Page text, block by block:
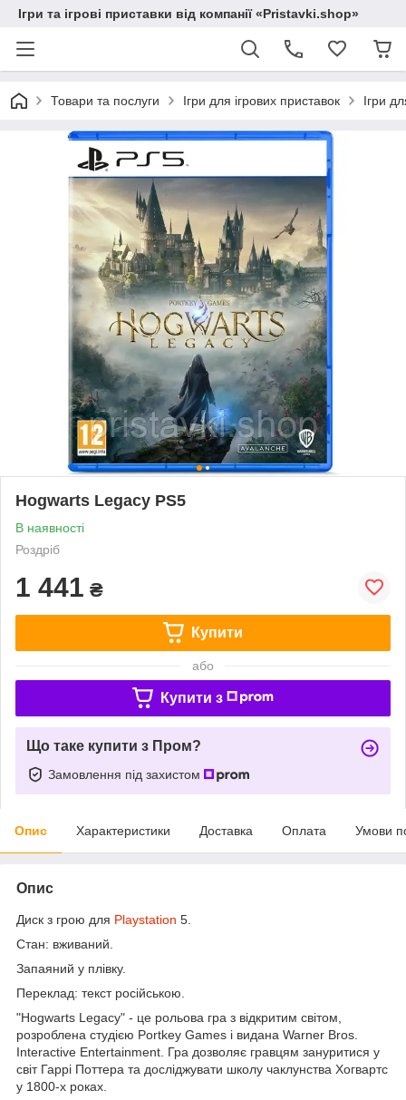
Ігри та ігрові приставки від компанії «Pristavki.shop»
Товари та послуги Ігри для ігрових приставок Ігри
Hogwarts Legacy PS5
В наявності
Роздріб
1 441 ₴
Купити
або
Купити з
Що таке купити з Пром?
Замовлення під захистом
Опис Характеристики Доставка Оплата Умови
Опис
Диск з грою для Playstation 5.
Стан: вживаний.
Запаяний у плівку.
Переклад: текст російською.
"Hogwarts Legacy" - це рольова гра з відкритим світом,
розроблена студією Portkey Games і видана Warner Bros.
Interactive Entertainment. Гра дозволяє гравцям зануритися у
світ Гаррі Поттера та досліджувати школу чаклунства Хогвартс
у 1800-х роках.